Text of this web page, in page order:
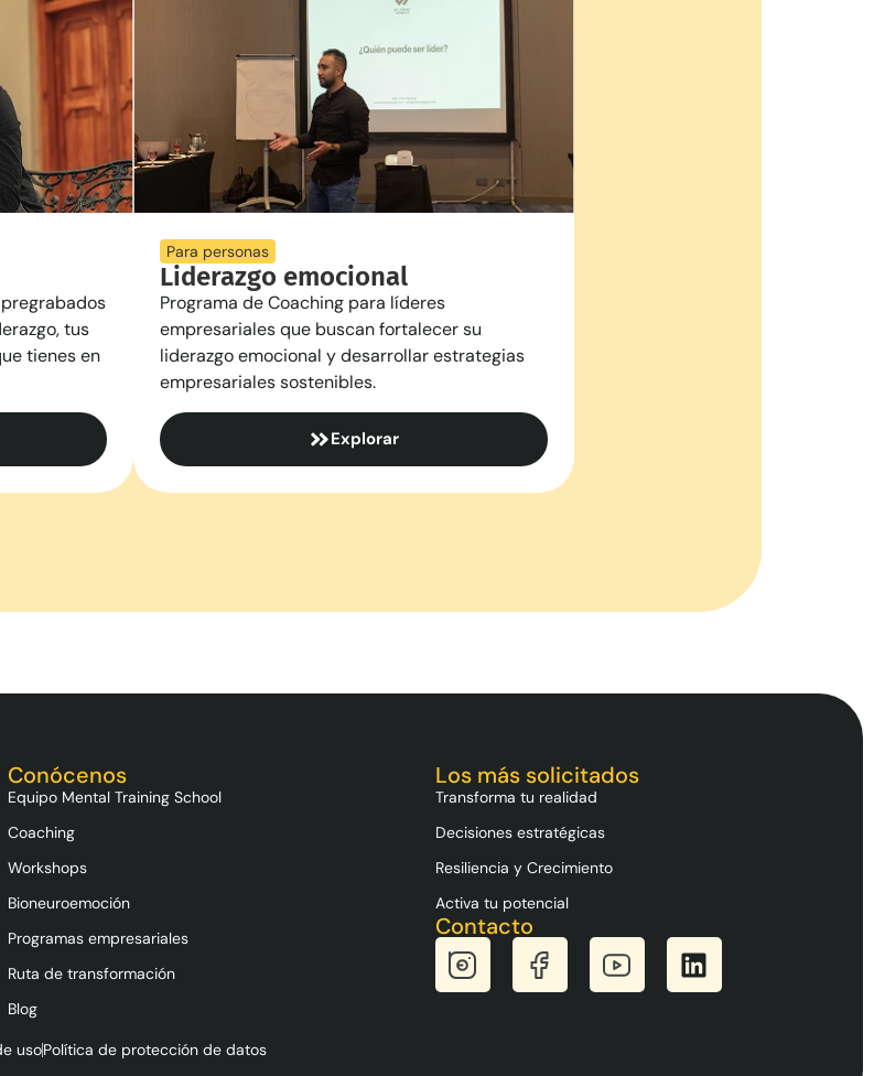
tus
tienes en
Para personas
Liderazgo emocional
Programa de Coaching para líderes
empresariales que buscan fortalecer su
liderazgo emocional y desarrollar estrategias
empresariales sostenibles.
Explorar
Conócenos
Equipo Mental Training School
Coaching
Workshops
Bioneuroemoción
Programas empresariales
Ruta de transformación
Blog
Los más solicitados
Transforma tu realidad
Decisiones estratégicas
Resiliencia y Crecimiento
Activa tu potencial
Contacto
usoPolítica de protección de datos